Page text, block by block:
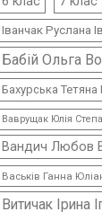
Іванчак Руслана
Бабій Ольга
Бахурська
Ваврущак Юлія
Вандич Любов
Васьків Ганна
Витичак Ірина